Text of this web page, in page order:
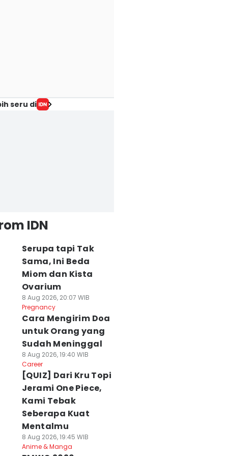
seru di
IDN
Serupa tapi Tak
Sama, Ini Beda
Miom dan Kista
Ovarium
8 Aug 2026, 20:07 WIB
Pregnancy
Cara Mengirim Doa
untuk Orang yang
Sudah Meninggal
8 Aug 2026, 19:40 WIB
Career
[QUIZ] Dari Kru Topi
Jerami One Piece,
Kami Tebak
Seberapa Kuat
Mentalmu
8 Aug 2026, 19:45 WIB
Anime & Manga